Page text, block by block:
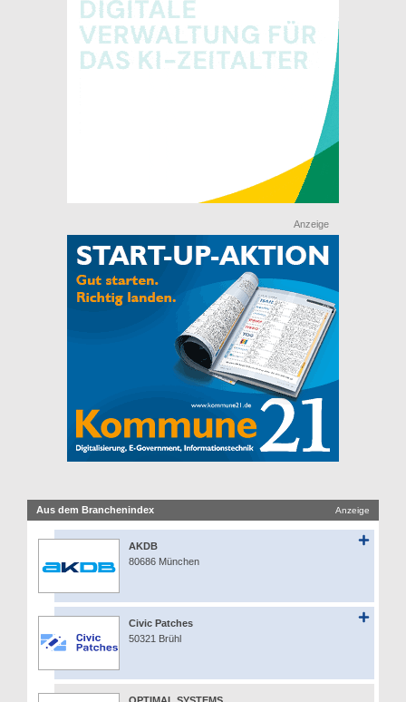
Anzeige
Aus dem Branchenindex Anzeige
AKDB
80686 München
Civic Patches
50321 Brühl